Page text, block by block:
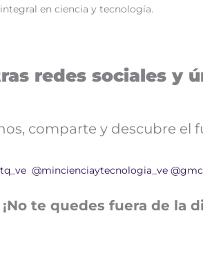
en ciencia y tecnología.
redes sociales y
comparte y descubre
@mincienciaytecnologia_ve
¡No te quedes fuera de la